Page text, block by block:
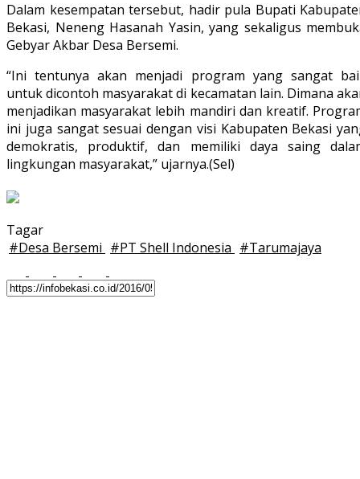
Dalam kesempatan tersebut, hadir pula Bupati
Bekasi, Neneng Hasanah Yasin, yang sekaligus
Gebyar Akbar Desa Bersemi.
“Ini tentunya akan menjadi program yang sangat
untuk dicontoh masyarakat di kecamatan lain. Dimana
menjadikan masyarakat lebih mandiri dan kreatif.
ini juga sangat sesuai dengan visi Kabupaten Bekasi
demokratis, produktif, dan memiliki daya saing
lingkungan masyarakat,” ujarnya.(Sel)
Tagar
#Desa Bersemi #PT Shell Indonesia #Tarumajaya